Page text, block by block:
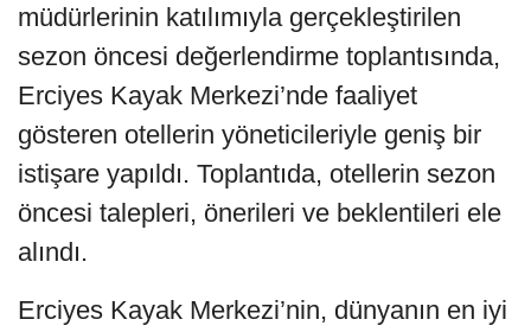
müdürlerinin katılımıyla gerçekleştirilen
sezon öncesi değerlendirme toplantısında,
Erciyes Kayak Merkezi’nde faaliyet
gösteren otellerin yöneticileriyle geniş bir
istişare yapıldı. Toplantıda, otellerin sezon
öncesi talepleri, önerileri ve beklentileri ele
alındı.
Erciyes Kayak Merkezi’nin, dünyanın en iyi